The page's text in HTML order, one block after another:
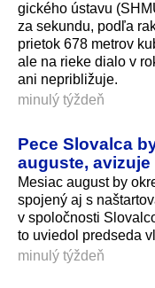
gického ústavu
za sekundu, podľa
prietok 678 metrov
ale na rieke dialo v
ani nepribližuje.
minulý týždeň
Pece Slovalca
auguste, avizuje
Mesiac august by
spojený aj s
v spoločnosti
to uviedol predseda
minulý týždeň